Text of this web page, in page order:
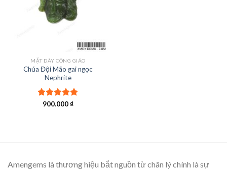
MẶT DÂY CÔNG GIÁO
Chúa Đội Mão gai ngọc
Nephrite
Được xếp
900.000₫
Amengems là thương hiệu bắt nguồn từ chân lý chính là sự